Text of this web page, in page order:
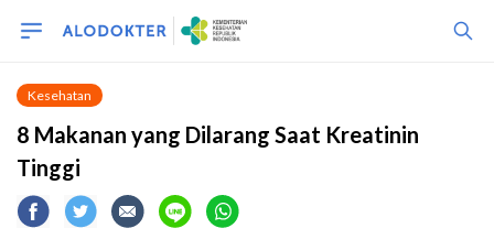
Kesehatan
8 Makanan yang Dilarang Saat Kreatinin
Tinggi